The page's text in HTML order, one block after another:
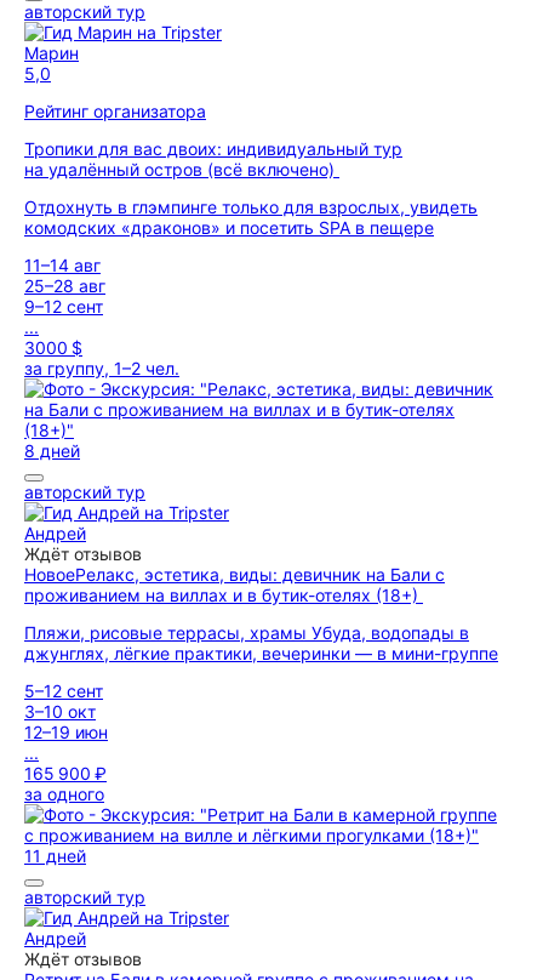
авторский тур
Марин
5,0
Рейтинг организатора
Тропики для вас двоих: индивидуальный тур
на удалённый остров (всё включено)
Отдохнуть в глэмпинге только для взрослых, увидеть
комодских «драконов» и посетить SPA в пещере
11–14 авг
25–28 авг
9–12 сент
...
3000 $
за группу, 1–2 чел.
8 дней
авторский тур
Андрей
Ждёт отзывов
НовоеРелакс, эстетика, виды: девичник на Бали с
проживанием на виллах и в бутик-отелях (18+)
Пляжи, рисовые террасы, храмы Убуда, водопады в
джунглях, лёгкие практики, вечеринки — в мини-группе
5–12 сент
3–10 окт
12–19 июн
...
165 900 ₽
за одного
11 дней
авторский тур
Андрей
Ждёт отзывов